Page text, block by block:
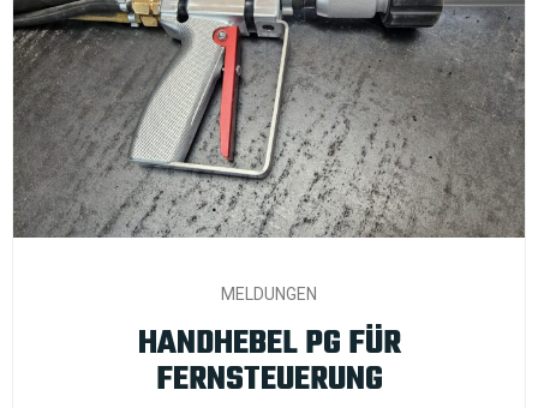
MELDUNGEN
HANDHEBEL PG FÜR
FERNSTEUERUNG